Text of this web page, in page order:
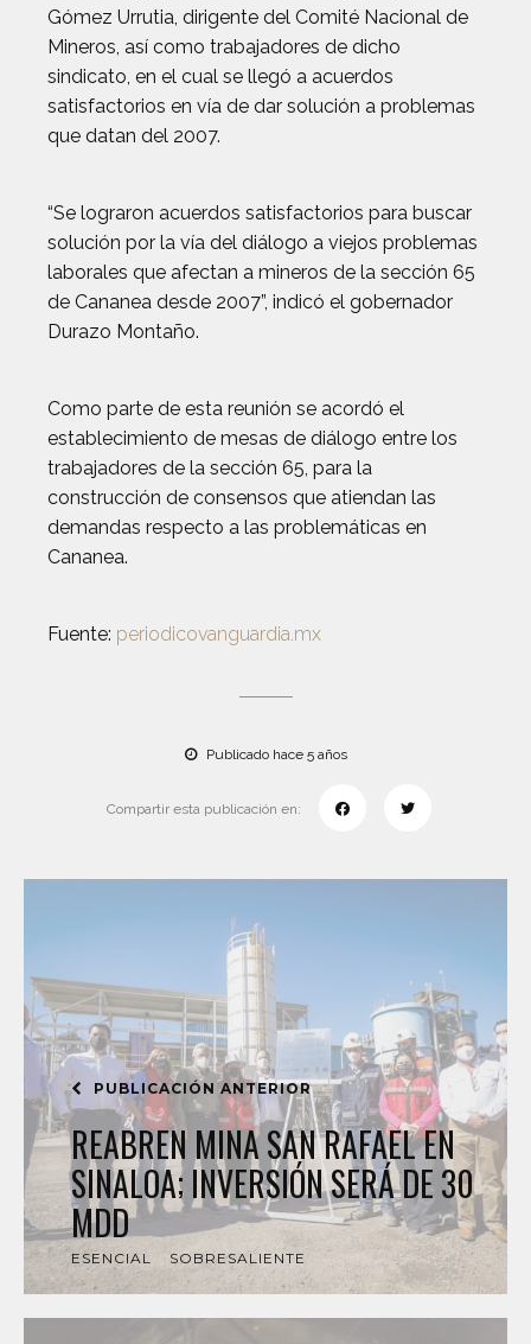
Gómez Urrutia, dirigente del Comité Nacional de
Mineros, así como trabajadores de dicho
sindicato, en el cual se llegó a acuerdos
satisfactorios en vía de dar solución a problemas
que datan del 2007.
“Se lograron acuerdos satisfactorios para buscar
solución por la vía del diálogo a viejos problemas
laborales que afectan a mineros de la sección 65
de Cananea desde 2007”, indicó el gobernador
Durazo Montaño.
Como parte de esta reunión se acordó el
establecimiento de mesas de diálogo entre los
trabajadores de la sección 65, para la
construcción de consensos que atiendan las
demandas respecto a las problemáticas en
Cananea.
Fuente: periodicovanguardia.mx
Publicado hace 5 años
Compartir esta publicación en:
PUBLICACIÓN ANTERIOR
REABREN MINA SAN RAFAEL EN
SINALOA; INVERSIÓN SERÁ DE 30
MDD
ESENCIAL SOBRESALIENTE